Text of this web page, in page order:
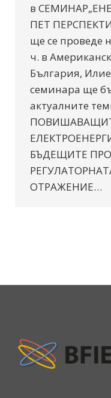
в
ПЕТ
ще се проведе
ч. в
България,
семинара ще
актуалните
БЪДЕЩИТЕ
ОТРАЖЕНИЕ…